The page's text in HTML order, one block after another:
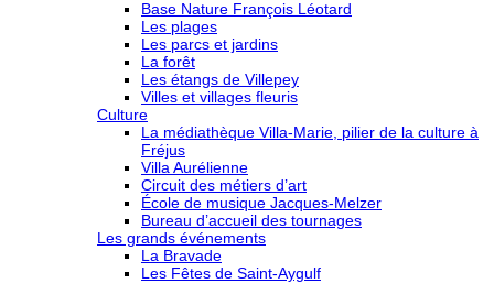
Base Nature François Léotard
Les plages
Les parcs et jardins
La forêt
Les étangs de Villepey
Villes et villages fleuris
Culture
La médiathèque Villa-Marie, pilier de la culture à
Fréjus
Villa Aurélienne
Circuit des métiers d’art
École de musique Jacques-Melzer
Bureau d’accueil des tournages
Les grands événements
La Bravade
Les Fêtes de Saint-Aygulf